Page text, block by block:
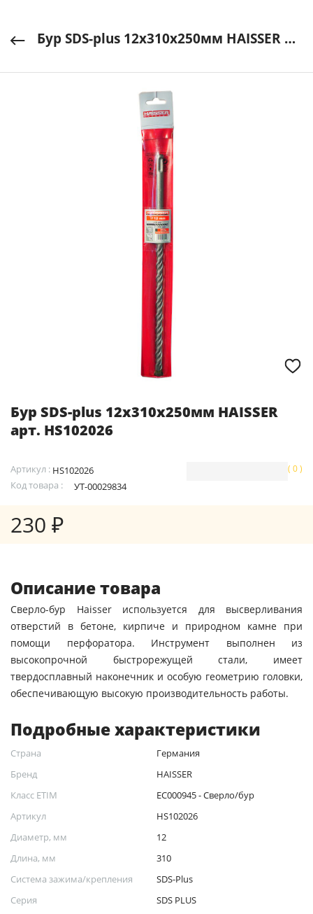
Бур SDS-plus 12х310х250мм HAISSER арт. HS102026
Бур SDS-plus 12х310х250мм HAISSER
арт. HS102026
Артикул : HS102026
Код товара :
УТ-00029834
( 0 )
230 ₽
Описание товара
Сверло-бур Haisser используется для высверливания
отверстий в бетоне, кирпиче и природном камне при
помощи перфоратора. Инструмент выполнен из
высокопрочной быстрорежущей стали, имеет
твердосплавный наконечник и особую геометрию головки,
обеспечивающую высокую производительность работы.
Подробные характеристики
Страна
Германия
Бренд
HAISSER
Класс ETIM
EC000945 - Сверло/бур
Артикул
HS102026
Диаметр, мм
12
Длина, мм
310
Система зажима/крепления
SDS-Plus
Серия
SDS PLUS